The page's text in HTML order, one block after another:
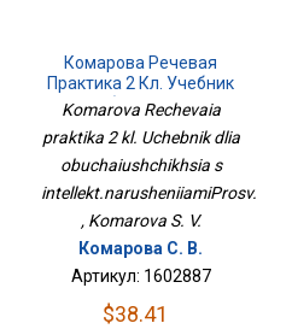
Комарова Речевая
Практика 2 Кл. Учебник
Для Обучающихся С
Komarova Rechevaia
praktika 2 kl. Uchebnik dlia
obuchaiushchikhsia s
intellekt.narusheniiamiProsv.
, Komarova S. V.
Комарова С. В.
Артикул: 1602887
$38.41